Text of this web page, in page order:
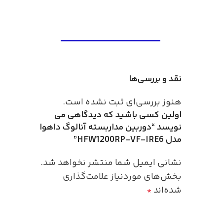
نقد و بررسی‌ها
هنوز بررسی‌ای ثبت نشده است.
اولین کسی باشید که دیدگاهی می
نویسد “دوربین مداربسته آنالوگ داهوا
مدل HFW1200RP-VF-IRE6”
نشانی ایمیل شما منتشر نخواهد شد.
بخش‌های موردنیاز علامت‌گذاری
شده‌اند *